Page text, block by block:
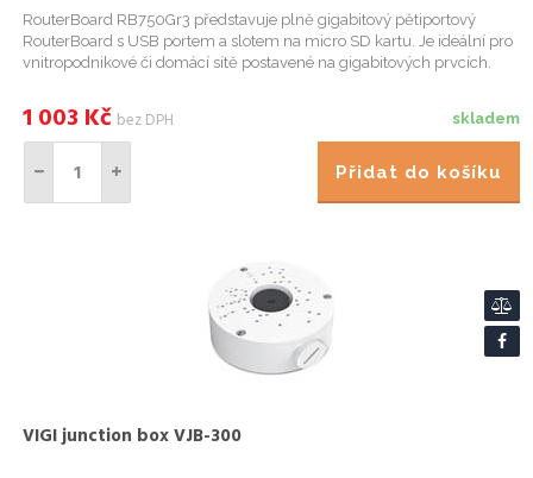
RouterBoard RB750Gr3 představuje plně gigabitový pětiportový
RouterBoard s USB portem a slotem na micro SD kartu. Je ideální pro
vnitropodnikové či domácí sítě postavené na gigabitových prvcích.
skladem
1 003 Kč bez DPH
Přidat do košíku
VIGI junction box VJB-300